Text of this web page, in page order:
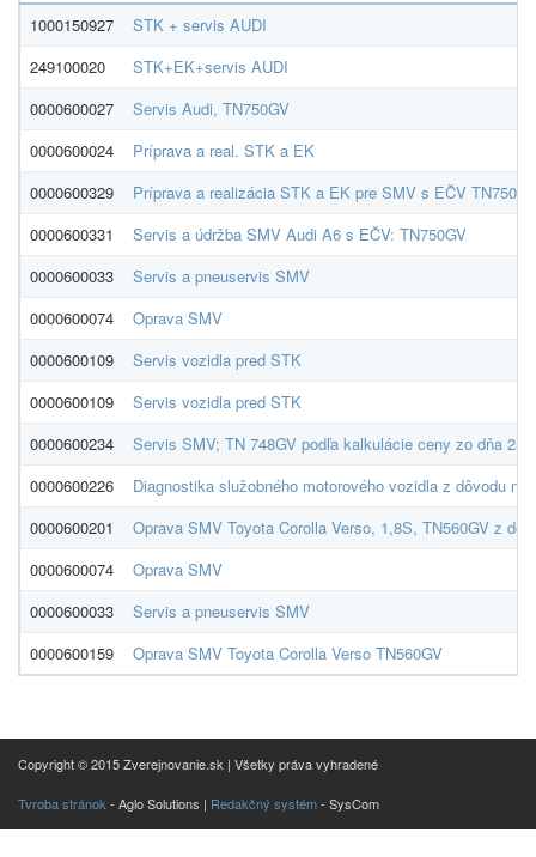
1000150927
STK + servis AUDI
249100020
STK+EK+servis AUDI
0000600027
Servis Audi, TN750GV
0000600024
Príprava a real. STK a EK
0000600329
Príprava a realizácia STK a EK pre SMV s EČV
0000600331
Servis a údržba SMV Audi A6 s EČV: TN750GV
0000600033
Servis a pneuservis SMV
0000600074
Oprava SMV
0000600109
Servis vozidla pred STK
0000600109
Servis vozidla pred STK
0000600234
Servis SMV; TN 748GV podľa kalkulácie ceny zo dňa
0000600226
Diagnostika služobného motorového vozidla z dôvodu
0000600201
Oprava SMV Toyota Corolla Verso, 1,8S, TN560GV z
0000600074
Oprava SMV
0000600033
Servis a pneuservis SMV
0000600159
Oprava SMV Toyota Corolla Verso TN560GV
Copyright © 2015 Zverejnovanie.sk | Všetky práva vyhradené
Tvroba stránok - Aglo Solutions | Redakčný systém- SysCom